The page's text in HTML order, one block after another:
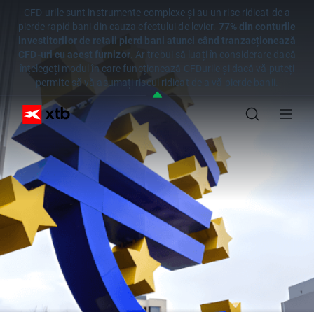
CFD-urile sunt instrumente complexe și au un risc ridicat de a
pierde rapid bani din cauza efectului de levier. 77% din conturile
investitorilor de retail pierd bani atunci când tranzacționează
CFD-uri cu acest furnizor. Ar trebui să luați în considerare dacă
înțelegeți modul în care funcționează CFDurile și dacă vă puteți
permite să vă asumați riscul ridicat de a vă pierde banii.